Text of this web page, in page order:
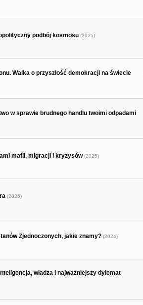
podbój kosmosu (2025)
Walka o przyszłość demokracji na świecie
w sprawie brudnego handlu twoimi odpadami
mafii, migracji i kryzysów(2025)
(2025)
Zjednoczonych, jakie znamy? (2024)
władza i najważniejszy dylemat